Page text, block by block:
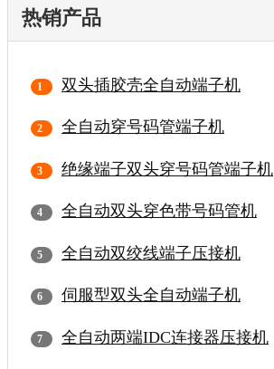
热销产品
双头插胶壳全自动端子机
全自动穿号码管端子机
绝缘端子双头穿号码管端子机
全自动双头穿色带号码管机
全自动双绞线端子压接机
伺服型双头全自动端子机
全自动两端IDC连接器压接机